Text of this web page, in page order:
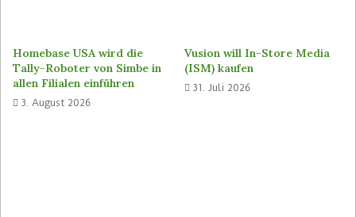
sämtliche Informationen zum gekauften Gerät
bereithält. In einer ersten Phase hat der Händler
den Bot speziell auf Eigenmarkenprodukte wie
Homebase USA wird die
Tally-Roboter von Simbe in
allen Filialen einführen
3. August 2026
Vusion will In-Store Media
(ISM) kaufen
31. Juli 2026